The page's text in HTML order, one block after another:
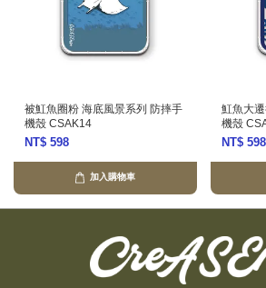
被魟魚圈粉 海底風景系列 防摔手
機殼 CSAK14
NT$ 598
加入購物車
魟魚大
機殼
NT$ 598